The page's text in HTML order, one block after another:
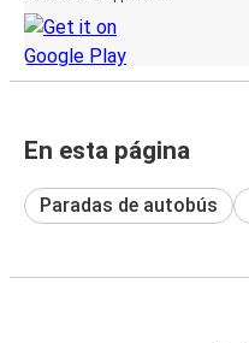
En esta página
Paradas de autobús